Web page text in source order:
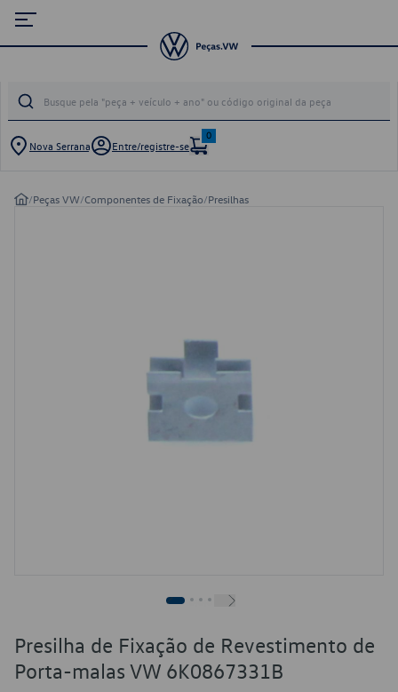
Nova Serrana Entre/registre-se
0
/Peças VW/Componentes de Fixação/Presilhas
Presilha de Fixação de Revestimento de
Porta-malas VW 6K0867331B